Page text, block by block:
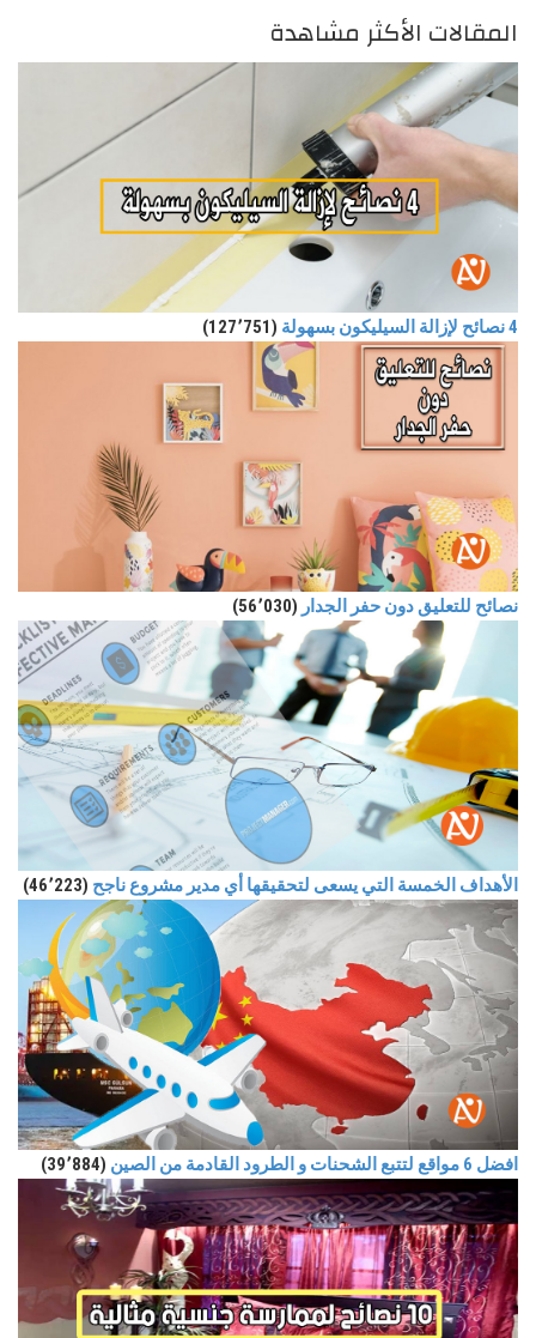
المقالات الأكثر مشاهدة
4 نصائح لإزالة السيليكون بسهولة (127٬751)
نصائح للتعليق دون حفر الجدار (56٬030)
الأهداف الخمسة التي يسعى لتحقيقها أي مدير مشروع ناجح (46٬223)
افضل 6 مواقع لتتبع الشحنات و الطرود القادمة من الصين (39٬884)